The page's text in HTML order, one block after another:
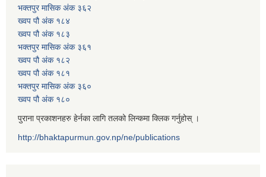
भक्तपुर मासिक अंक ३६२
ख्वप पौ अंक १८४
ख्वप पौ अंक १८३
भक्तपुर मासिक अंक ३६१
ख्वप पौ अंक १८२
ख्वप पौ अंक १८१
भक्तपुर मासिक अंक ३६०
ख्वप पौ अंक १८०
पुराना प्रकाशनहरु हेर्नका लागि तलको लिन्कमा क्लिक गर्नुहोस् ।
http://bhaktapurmun.gov.np/ne/publications